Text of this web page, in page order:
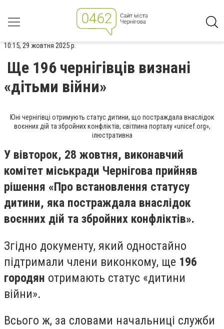
10:15, 29 жовтня 2025 р.
Ще 196 чернігівців визнані
«дітьми війни»
Юні чернігівці отримують статус дитини, що постраждала внаслідок
воєнних дій та збройних конфліктів, світлина порталу «unicef.org»,
ілюстративна
У вівторок, 28 жовтня, виконавчий
комітет міськради Чернігова прийняв
рішення «Про встановлення статусу
дитини, яка постраждала внаслідок
воєнних дій та збройних конфліктів».
Згідно документу, який одностайно
підтримали члени виконкому, ще 196
городян отримають статус «дитини
війни».
Всього ж, за словами начальниці служби